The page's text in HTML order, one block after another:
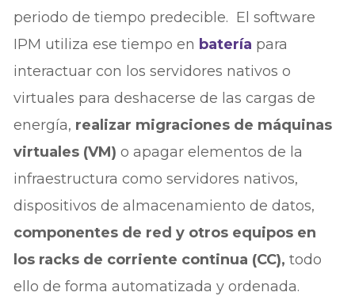
periodo de tiempo predecible. El software
IPM utiliza ese tiempo en batería para
interactuar con los servidores nativos o
virtuales para deshacerse de las cargas de
energía, realizar migraciones de máquinas
virtuales (VM)o apagar elementos de la
infraestructura como servidores nativos,
dispositivos de almacenamiento de datos,
componentes de red y otros equipos en
los racks de corriente continua (CC),todo
ello de forma automatizada y ordenada.